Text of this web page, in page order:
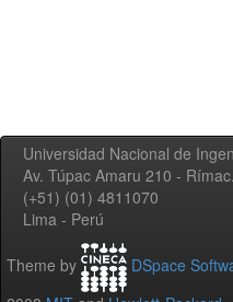
Universidad Nacional de
Av. Túpac Amaru 210 -
(+51) (01) 4811070
Lima - Perú
Theme by DSpace